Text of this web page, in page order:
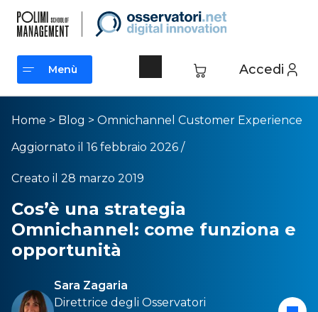
Accedi
Menù
Menù
Home > Blog > Omnichannel Customer Experience
Aggiornato il 16 febbraio 2026 /
Creato il 28 marzo 2019
Cos’è una strategia
Omnichannel: come funziona e
opportunità
Sara Zagaria
Direttrice degli Osservatori